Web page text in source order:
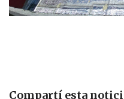
Compartí esta